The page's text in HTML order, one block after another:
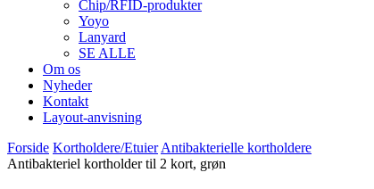
Chip/RFID-produkter
Yoyo
Lanyard
SE ALLE
Om os
Nyheder
Kontakt
Layout-anvisning
Forside Kortholdere/Etuier Antibakterielle kortholdere
Antibakteriel kortholder til 2 kort, grøn